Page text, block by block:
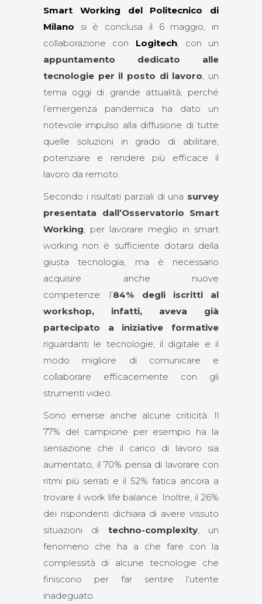
Smart Working del Politecnico di
Milano
si è conclusa il 6 maggio, in
collaborazione con Logitech, con un
appuntamento dedicato alle
tecnologie per il posto di lavoro, un
tema oggi di grande attualità, perché
l’emergenza pandemica ha dato un
notevole impulso alla diffusione di tutte
quelle soluzioni in grado di abilitare,
potenziare e rendere più efficace il
lavoro da remoto.
Secondo i risultati parziali di una survey
presentata dall’Osservatorio Smart
Working, per lavorare meglio in smart
working non è sufficiente dotarsi della
giusta tecnologia, ma è necessario
acquisire anche nuove
competenze: l’84% degli iscritti al
workshop, infatti, aveva già
partecipato a iniziative formative
riguardanti le tecnologie, il digitale e il
modo migliore di comunicare e
collaborare efficacemente con gli
strumenti video.
Sono emerse anche alcune criticità. Il
77% del campione per esempio ha la
sensazione che il carico di lavoro sia
aumentato, il 70% pensa di lavorare con
ritmi più serrati e il 52% fatica ancora a
trovare il work life balance. Inoltre, il 26%
dei rispondenti dichiara di avere vissuto
situazioni di techno-complexity, un
fenomeno che ha a che fare con la
complessità di alcune tecnologie che
finiscono per far sentire l’utente
inadeguato.